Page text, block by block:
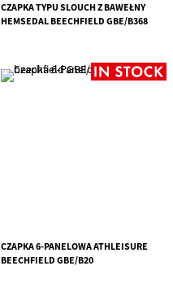
CZAPKA TYPU SLOUCH Z BAWEŁNY
HEMSEDAL BEECHFIELD GBE/B368
CZAPKA 6-PANELOWA ATHLEISURE
BEECHFIELD GBE/B20